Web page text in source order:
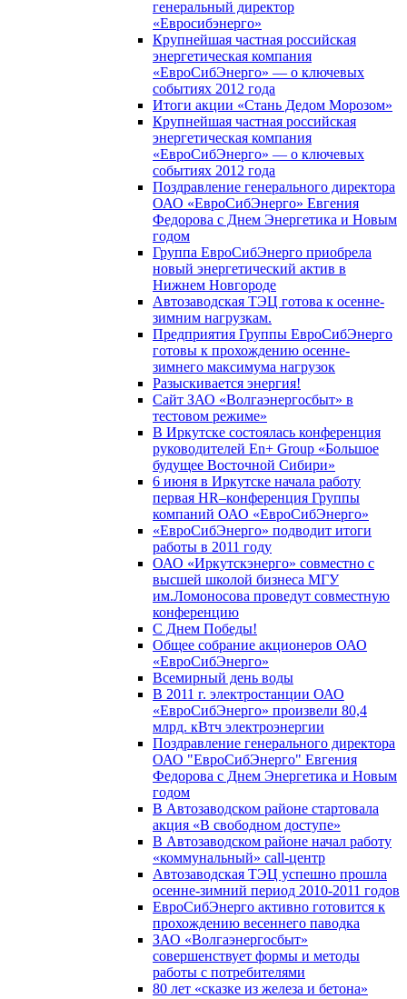
генеральный директор
«Евросибэнерго»
Крупнейшая частная российская
энергетическая компания
«ЕвроСибЭнерго» — о ключевых
событиях 2012 года
Итоги акции «Стань Дедом Морозом»
Крупнейшая частная российская
энергетическая компания
«ЕвроСибЭнерго» — о ключевых
событиях 2012 года
Поздравление генерального директора
ОАО «ЕвроСибЭнерго» Евгения
Федорова с Днем Энергетика и Новым
годом
Группа ЕвроСибЭнерго приобрела
новый энергетический актив в
Нижнем Новгороде
Автозаводская ТЭЦ готова к осенне-
зимним нагрузкам.
Предприятия Группы ЕвроСибЭнерго
готовы к прохождению осенне-
зимнего максимума нагрузок
Разыскивается энергия!
Сайт ЗАО «Волгаэнергосбыт» в
тестовом режиме»
В Иркутске состоялась конференция
руководителей En+ Group «Большое
будущее Восточной Сибири»
6 июня в Иркутске начала работу
первая HR–конференция Группы
компаний ОАО «ЕвроСибЭнерго»
«ЕвроСибЭнерго» подводит итоги
работы в 2011 году
ОАО «Иркутскэнерго» совместно с
высшей школой бизнеса МГУ
им.Ломоносова проведут совместную
конференцию
С Днем Победы!
Общее собрание акционеров ОАО
«ЕвроСибЭнерго»
Всемирный день воды
В 2011 г. электростанции ОАО
«ЕвроСибЭнерго» произвели 80,4
млрд. кВтч электроэнергии
Поздравление генерального директора
ОАО "ЕвроСибЭнерго" Евгения
Федорова с Днем Энергетика и Новым
годом
В Автозаводском районе стартовала
акция «В свободном доступе»
В Автозаводском районе начал работу
«коммунальный» call-центр
Автозаводская ТЭЦ успешно прошла
осенне-зимний период 2010-2011 годов
ЕвроСибЭнерго активно готовится к
прохождению весеннего паводка
ЗАО «Волгаэнергосбыт»
совершенствует формы и методы
работы с потребителями
80 лет «сказке из железа и бетона»